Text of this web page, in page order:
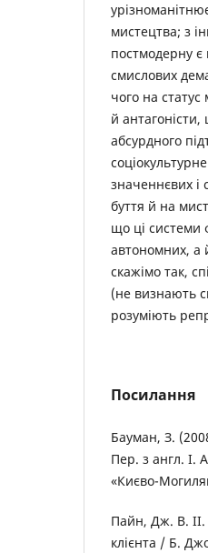
мистецтва; з
постмодерну є
смислових
чого на
й
абсурдного
значеннєвих і
буття й на
що ці системи
автономних, а
скажімо так,
(не визнають
розуміють
Посилання
Бауман, З.
Пер. з англ.
«Києво-
Пайн, Дж. В. ІІ.
клієнта / Б.